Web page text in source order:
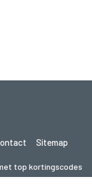
Sitemap
top kortingscodes